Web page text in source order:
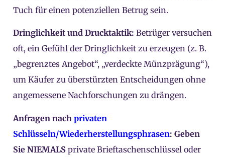
Tuch für einen potenziellen Betrug sein.
Dringlichkeit und Drucktaktik: Betrüger versuchen
oft, ein Gefühl der Dringlichkeit zu erzeugen (z. B.
„begrenztes Angebot“, „verdeckte Münzprägung“),
um Käufer zu überstürzten Entscheidungen ohne
angemessene Nachforschungen zu drängen.
Anfragen nach privaten
Schlüsseln/Wiederherstellungsphrasen: Geben
Sie NIEMALS private Brieftaschenschlüssel oder